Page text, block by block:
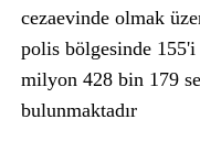
cezaevinde olmak
polis bölgesinde 155'i
milyon 428 bin 179
bulunmaktadır